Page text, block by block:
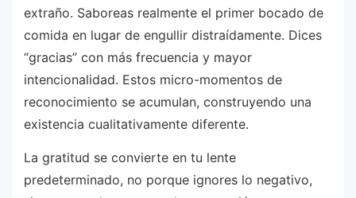
extraño. Saboreas realmente el primer bocado de
comida en lugar de engullir distraídamente. Dices
“gracias” con más frecuencia y mayor
intencionalidad. Estos micro-momentos de
reconocimiento se acumulan, construyendo una
existencia cualitativamente diferente.
La gratitud se convierte en tu lente
predeterminado, no porque ignores lo negativo,